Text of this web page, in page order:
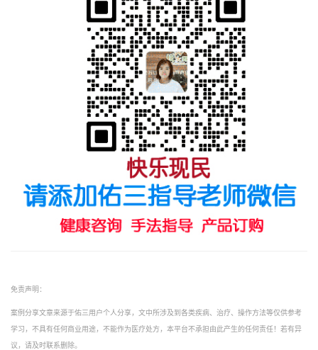
免责声明：
案例分享文章来源于佑三用户个人分享，文中所涉及到各类疾病、治疗、操作方法等仅供参考
学习，不具有任何商业用途，不能作为医疗处方，本平台不承担由此产生的任何责任！若有异
议，请及时联系删除。